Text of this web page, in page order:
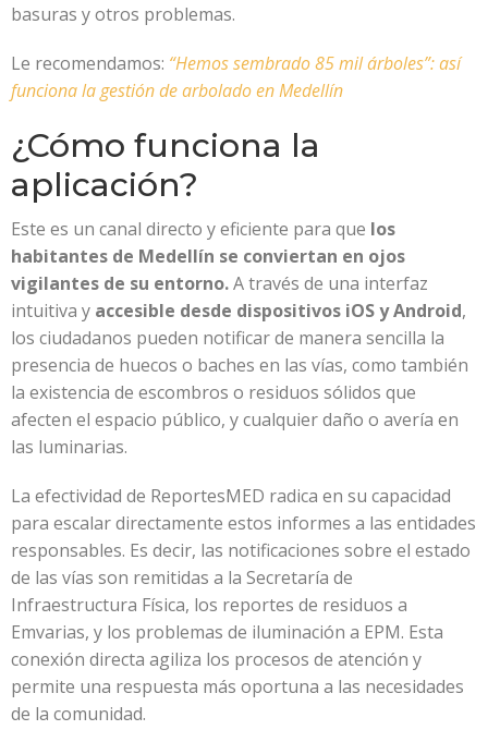
basuras y otros problemas.
Le recomendamos: “Hemos sembrado 85 mil árboles”: así
funciona la gestión de arbolado en Medellín
¿Cómo funciona la
aplicación?
Este es un canal directo y eficiente para que los
habitantes de Medellín se conviertan en ojos
vigilantes de su entorno.A través de una interfaz
intuitiva y accesible desde dispositivos iOS y Android,
los ciudadanos pueden notificar de manera sencilla la
presencia de huecos o baches en las vías, como también
la existencia de escombros o residuos sólidos que
afecten el espacio público, y cualquier daño o avería en
las luminarias.
La efectividad de ReportesMED radica en su capacidad
para escalar directamente estos informes a las entidades
responsables. Es decir, las notificaciones sobre el estado
de las vías son remitidas a la Secretaría de
Infraestructura Física, los reportes de residuos a
Emvarias, y los problemas de iluminación a EPM. Esta
conexión directa agiliza los procesos de atención y
permite una respuesta más oportuna a las necesidades
de la comunidad.